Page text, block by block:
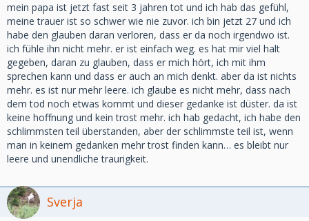
mein papa ist jetzt fast seit 3 jahren tot und ich hab das gefühl,
meine trauer ist so schwer wie nie zuvor. ich bin jetzt 27 und ich
habe den glauben daran verloren, dass er da noch irgendwo ist.
ich fühle ihn nicht mehr. er ist einfach weg. es hat mir viel halt
gegeben, daran zu glauben, dass er mich hört, ich mit ihm
sprechen kann und dass er auch an mich denkt. aber da ist nichts
mehr. es ist nur mehr leere. ich glaube es nicht mehr, dass nach
dem tod noch etwas kommt und dieser gedanke ist düster. da ist
keine hoffnung und kein trost mehr. ich hab gedacht, ich habe den
schlimmsten teil überstanden, aber der schlimmste teil ist, wenn
man in keinem gedanken mehr trost finden kann… es bleibt nur
leere und unendliche traurigkeit.
Sverja